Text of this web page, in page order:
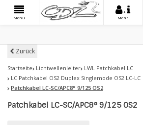
Menu
+
Mehr
Zurück
Startseite Lichtwellenleiter LWL Patchkabel LC
LC Patchkabel OS2 Duplex Singlemode OS2 LC-LC
Patchkabel LC-SC/APC8° 9/125 OS2
Patchkabel LC-SC/APC8° 9/125 OS2